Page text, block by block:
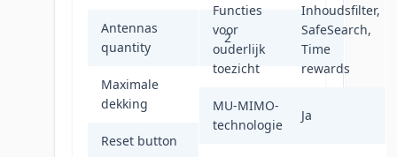
Antennas
quantity
2
Maximale
dekking
Reset button
Functies
voor
ouderlijk
toezicht
Inhoudsfilter,
SafeSearch,
Time
rewards
MU-MIMO-
technologie
Ja